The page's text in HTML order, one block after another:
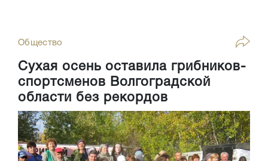
Общество
Сухая осень оставила грибников-
спортсменов Волгоградской
области без рекордов